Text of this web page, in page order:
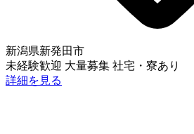
新潟県新発田市
未経験歓迎 大量募集 社宅・寮あり
詳細を見る